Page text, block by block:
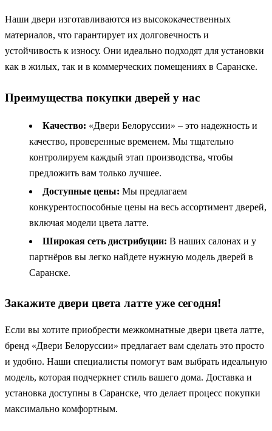
Наши двери изготавливаются из высококачественных
материалов, что гарантирует их долговечность и
устойчивость к износу. Они идеально подходят для установки
как в жилых, так и в коммерческих помещениях в Саранске.
Преимущества покупки дверей у нас
Качество: «Двери Белоруссии» – это надежность и
качество, проверенные временем. Мы тщательно
контролируем каждый этап производства, чтобы
предложить вам только лучшее.
Доступные цены: Мы предлагаем
конкурентоспособные цены на весь ассортимент дверей,
включая модели цвета латте.
Широкая сеть дистрибуции: В наших салонах и у
партнёров вы легко найдете нужную модель дверей в
Саранске.
Закажите двери цвета латте уже сегодня!
Если вы хотите приобрести межкомнатные двери цвета латте,
бренд «Двери Белоруссии» предлагает вам сделать это просто
и удобно. Наши специалисты помогут вам выбрать идеальную
модель, которая подчеркнет стиль вашего дома. Доставка и
установка доступны в Саранске, что делает процесс покупки
максимально комфортным.